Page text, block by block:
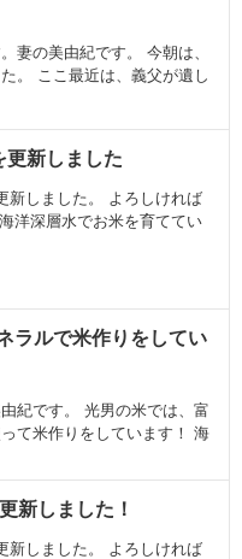
妻の美由紀です。 今朝は、
。 ここ最近は、義父が遺し
新しました
新しました。 よろしければ
洋深層水でお米を育ててい
ラルで米作りをしてい
紀です。 光男の米では、富
て米作りをしています！ 海
新しました！
新しました。 よろしければ